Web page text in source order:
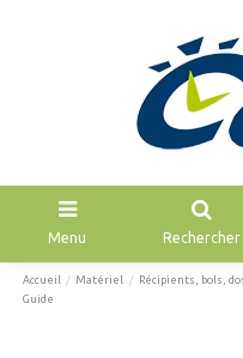
Menu Rechercher
Accueil Matériel Récipients, bols,
Guide